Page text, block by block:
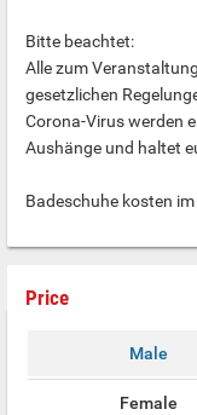
Bitte beachtet:
Alle zum
gesetzlichen
Corona-Virus werden
Aushänge und haltet
Badeschuhe kosten
Price
Male
Female